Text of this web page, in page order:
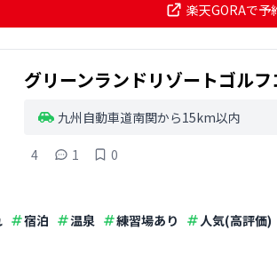
楽天GORAで予
グリーンランドリゾートゴルフ
九州自動車道南関から15km以内
4 1 0
宿泊 温泉 練習場あり 人気(高評価)